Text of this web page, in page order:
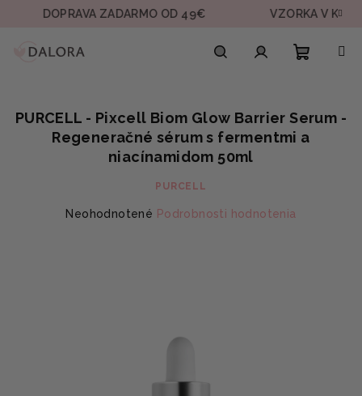
ZADARMO OD 49€ VZORKA V KAŽDEJ
košík
PURCELL - Pixcell Biom Glow Barrier Serum -
Regeneračné sérum s fermentmi a
niacínamidom 50ml
PURCELL
Priemerné
Neohodnotené Podrobnosti hodnotenia